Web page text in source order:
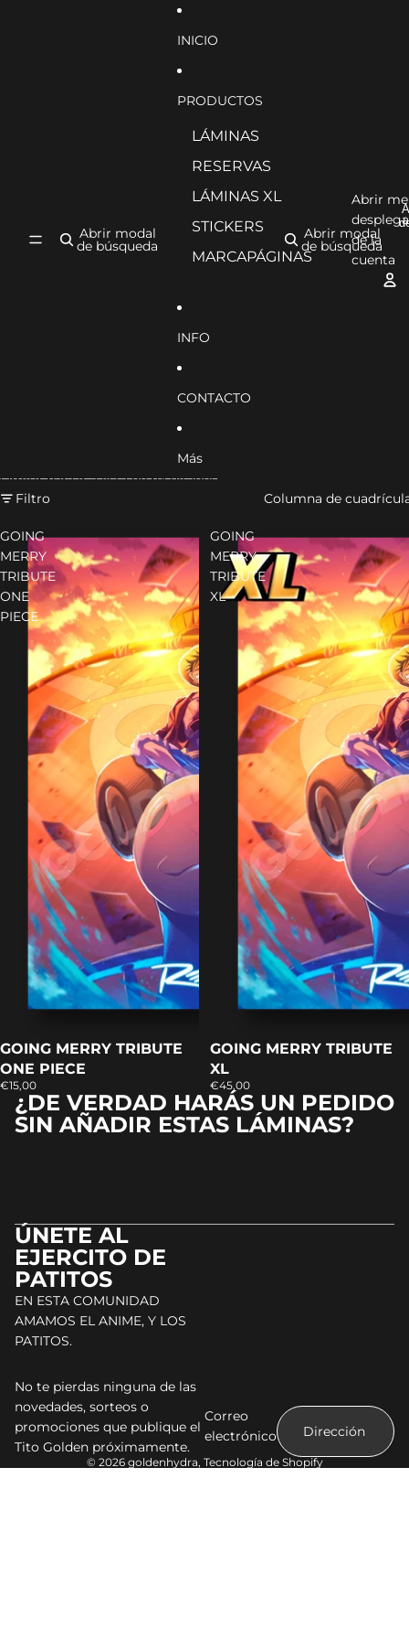
Abrir modal
de búsqueda
INICIO
PRODUCTOS
LÁMINAS
RESERVAS
LÁMINAS XL
STICKERS
MARCAPÁGINAS
INFO
CONTACTO
Más
Abrir modal
de búsqueda
Abrir
de la
cuenta
Omitir para ir a lista de resultados
Filtro
Columna de
GOING
MERRY
TRIBUTE
ONE
PIECE
GOING MERRY TRIBUTE
ONE PIECE
€15,00
GOING
MERRY
TRIBUTE
XL
GOING MERRY TRIBUTE
XL
€45,00
¿DE VERDAD HARÁS UN PEDIDO
SIN AÑADIR ESTAS LÁMINAS?
ÚNETE AL
EJERCITO DE
PATITOS
EN ESTA COMUNIDAD
AMAMOS EL ANIME, Y LOS
PATITOS.
No te pierdas ninguna de las
novedades, sorteos o
promociones que publique el
Tito Golden próximamente.
Correo
electrónico
© 2026 goldenhydra, Tecnología de Shopify